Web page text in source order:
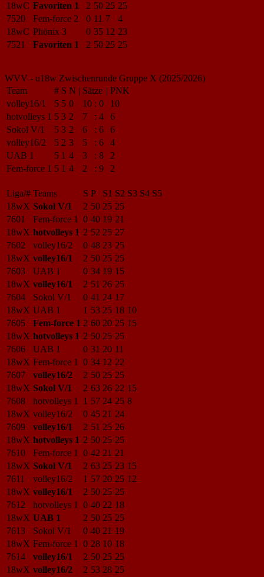
18wC Favoriten 1 2 50 25 25
7520
Fem-force 2 0 11 7
4
18wC Phönix 3 0 35 12 23
7521
Favoriten 1 2 50 25 25
WVV - u18w Zwischenrunde Gruppe X (2025/2026)
Team
# S N | Sätze | PNK
volley16/1
5 5 0 10 : 0
10
hotvolleys 1 5 3 2 7 : 4
6
Sokol V/1
5 3 2 6 : 6
6
volley16/2
5 2 3 5 : 6
4
UAB 1
5 1 4 3 : 8
2
Fem-force 1 5 1 4 2 : 9 2
Liga/# Teams S P S1 S2 S3 S4 S5
18wX Sokol V/1 2 50 25 25
7601
Fem-force 1 0 40 19 21
18wX hotvolleys 1 2 52 25 27
7602
volley16/2 0 48 23 25
18wX volley16/1 2 50 25 25
7603
UAB 1 0 34 19 15
18wX volley16/1 2 51 26 25
7604
Sokol V/1 0 41 24 17
18wX UAB 1 1 53 25 18 10
7605
Fem-force 1 2 60 20 25 15
18wX hotvolleys 1 2 50 25 25
7606
UAB 1 0 31 20 11
18wX Fem-force 1 0 34 12 22
7607
volley16/2 2 50 25 25
18wX Sokol V/1 2 63 26 22 15
7608
hotvolleys 1 1 57 24 25 8
18wX volley16/2 0 45 21 24
7609
volley16/1 2 51 25 26
18wX hotvolleys 1 2 50 25 25
7610
Fem-force 1 0 42 21 21
18wX Sokol V/1 2 63 25 23 15
7611
volley16/2 1 57 20 25 12
18wX volley16/1 2 50 25 25
7612
hotvolleys 1 0 40 22 18
18wX UAB 1 2 50 25 25
7613
Sokol V/1 0 40 21 19
18wX Fem-force 1 0 28 10 18
7614
volley16/1 2 50 25 25
18wX volley16/2 2 53 28 25